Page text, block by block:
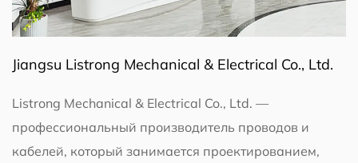
Jiangsu Listrong Mechanical & Electrical Co., Ltd.
Listrong Mechanical & Electrical Co., Ltd. —
профессиональный производитель проводов и
кабелей, который занимается проектированием,